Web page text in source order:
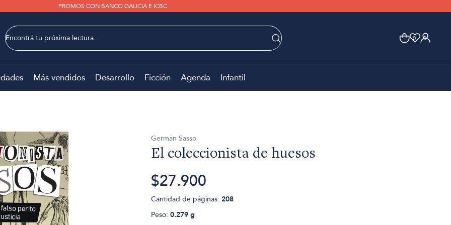
PROMOS CON BANCO GALICIA E ICBC
0 0
Más vendidos Desarrollo Ficción Agenda Infantil
Germán Sasso
El coleccionista de huesos
$27.900
Cantidad de páginas: 208
Peso: 0.279 g